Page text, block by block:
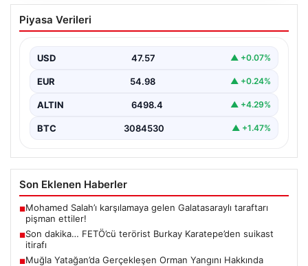
Bahçe Mutfakları ve Şık Yaşam
Bölgeleri
göstermektedir. Özellikle de müstakil konutlarda ikamet
eden…
Piyasa Verileri
USD 47.57 ▲ +0.07%
EUR 54.98 ▲ +0.24%
ALTIN 6498.4 ▲ +4.29%
BTC 3084530 ▲ +1.47%
Son Eklenen Haberler
■Mohamed Salah’ı karşılamaya gelen Galatasaraylı taraftarı
pişman ettiler!
■Son dakika… FETÖ’cü terörist Burkay Karatepe’den suikast
itirafı
■Muğla Yatağan’da Gerçekleşen Orman Yangını Hakkında